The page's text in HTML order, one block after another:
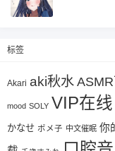
标签
Akari aki秋水
mood SOLY VIP在线
かなせ ポメ子 中文催眠 你